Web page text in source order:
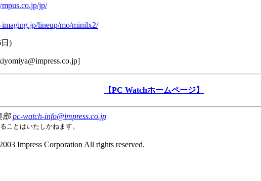
jp/
imaging.jp/lineup/mo/minilx2/
)
]
【PC Watchホームページ】
部pc-watch-info@impress.co.jp
ことはいたしかねます。
Impress Corporation All rights reserved.